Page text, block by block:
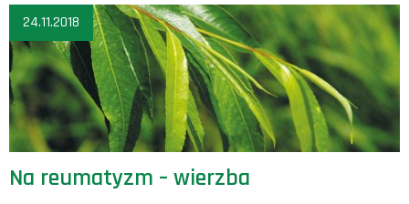
24.11.2018
Na reumatyzm – wierzba